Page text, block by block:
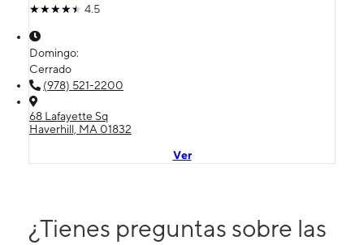
4.5
Domingo:
Cerrado
(978) 521-2200
68 Lafayette Sq
Haverhill, MA 01832
Ver
¿Tienes preguntas sobre las